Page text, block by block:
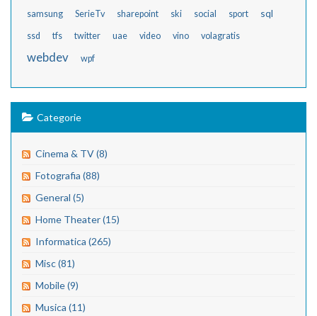
samsung SerieTv sharepoint ski social sport sql
ssd tfs twitter uae video vino volagratis
webdev wpf
Categorie
Cinema & TV (8)
Fotografia (88)
General (5)
Home Theater (15)
Informatica (265)
Misc (81)
Mobile (9)
Musica (11)